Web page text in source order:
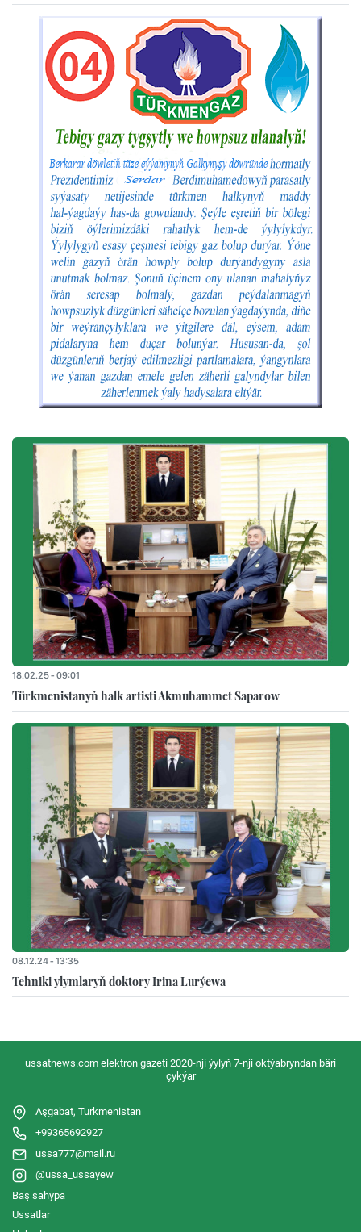
18.02.25 - 09:01
Türkmenistanyň halk artisti Akmuhammet Saparow
08.12.24 - 13:35
Tehniki ylymlaryň doktory Irina Lurýewa
ussatnews.com elektron gazeti 2020-nji ýylyň 7-nji oktýabryndan bäri
çykýar
Aşgabat, Turkmenistan
+99365692927
ussa777@mail.ru
@ussa_ussayew
Baş sahypa
Ussatlar